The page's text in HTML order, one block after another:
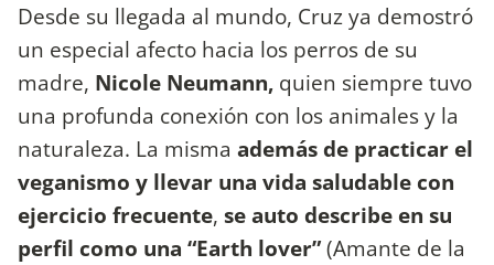
Desde su llegada al mundo, Cruz ya demostró
un especial afecto hacia los perros de su
madre, Nicole Neumann, quien siempre tuvo
una profunda conexión con los animales y la
naturaleza. La misma además de practicar el
veganismo y llevar una vida saludable con
ejercicio frecuente, se auto describe en su
perfil como una “Earth lover”(Amante de la